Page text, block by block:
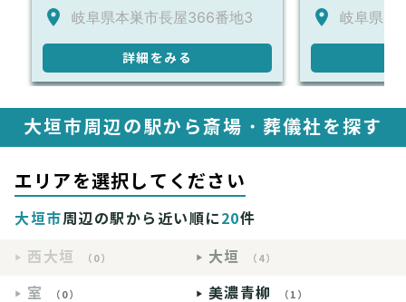
岐阜県本巣市長屋366番地3
詳細をみる
岐阜県大
大垣市周辺の駅から斎場・葬儀社を探す
エリアを選択してください
大垣市周辺の駅から近い順に20件
西大垣
（0） 大垣 （4）
室 （0） 美濃青柳 （1）